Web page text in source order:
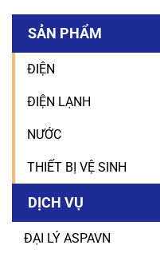
SẢN PHẨM
ĐIỆN
ĐIỆN LẠNH
NƯỚC
THIẾT BỊ VỆ SINH
DỊCH VỤ
ĐẠI LÝ ASPAVN